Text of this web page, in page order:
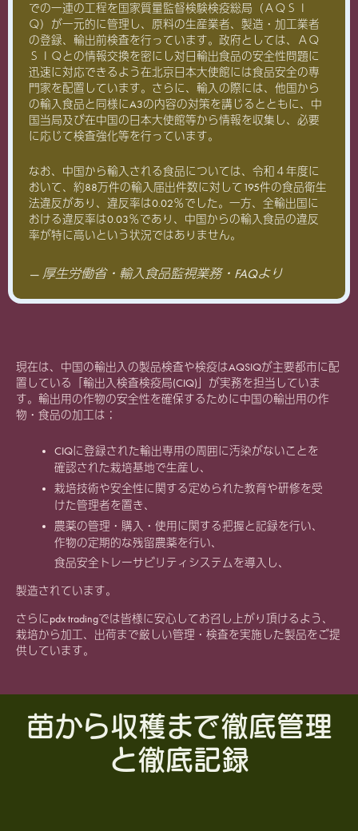
での一連の工程を国家質量監督検験検疫総局（ＡＱＳＩ
Ｑ）が一元的に管理し、原料の生産業者、製造・加工業者
の登録、輸出前検査を行っています。政府としては、ＡＱ
ＳＩＱとの情報交換を密にし対日輸出食品の安全性問題に
迅速に対応できるよう在北京日本大使館には食品安全の専
門家を配置しています。さらに、輸入の際には、他国から
の輸入食品と同様にA3の内容の対策を講じるとともに、中
国当局及び在中国の日本大使館等から情報を収集し、必要
に応じて検査強化等を行っています。
なお、中国から輸入される食品については、令和４年度に
おいて、約88万件の輸入届出件数に対して195件の食品衛生
法違反があり、違反率は0.02％でした。一方、全輸出国に
おける違反率は0.03％であり、中国からの輸入食品の違反
率が特に高いという状況ではありません。
厚生労働省・輸入食品監視業務・FAQより
現在は、中国の輸出入の製品検査や検疫はAQSIQが主要都市に配
置している「輸出入検査検疫局(CIQ)」が実務を担当していま
す。輸出用の作物の安全性を確保するために中国の輸出用の作
物・食品の加工は；
CIQに登録された輸出専用の周囲に汚染がないことを
確認された栽培基地で生産し、
栽培技術や安全性に関する定められた教育や研修を受
けた管理者を置き、
農薬の管理・購入・使用に関する把握と記録を行い、
作物の定期的な残留農薬を行い、
食品安全トレーサビリティシステムを導入し、
製造されています。
さらにpdx tradingでは皆様に安心してお召し上がり頂けるよう、
栽培から加工、出荷まで厳しい管理・検査を実施した製品をご提
供しています。
苗から収穫まで徹底管理
と徹底記録